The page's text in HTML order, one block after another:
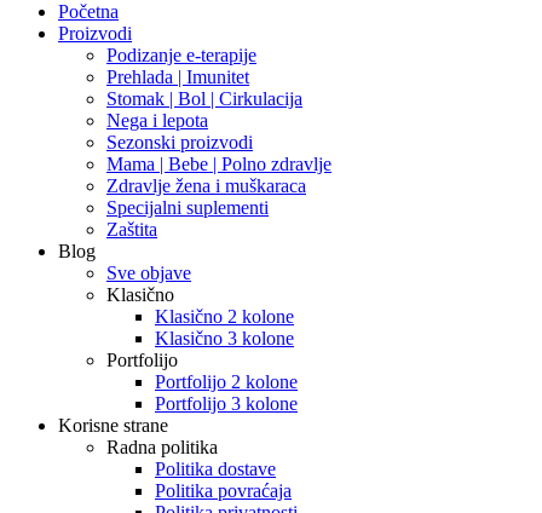
Početna
Proizvodi
Podizanje e-terapije
Prehlada | Imunitet
Stomak | Bol | Cirkulacija
Nega i lepota
Sezonski proizvodi
Mama | Bebe | Polno zdravlje
Zdravlje žena i muškaraca
Specijalni suplementi
Zaštita
Blog
Sve objave
Klasično
Klasično 2 kolone
Klasično 3 kolone
Portfolijo
Portfolijo 2 kolone
Portfolijo 3 kolone
Korisne strane
Radna politika
Politika dostave
Politika povraćaja